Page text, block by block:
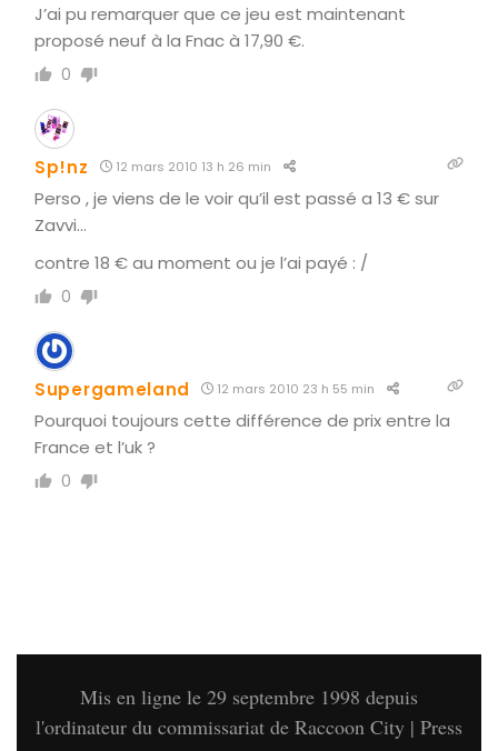
J’ai pu remarquer que ce jeu est maintenant
proposé neuf à la Fnac à 17,90 €.
0
Sp!nz 12 mars 2010 13 h 26 min
Perso , je viens de le voir qu’il est passé a 13 € sur
Zavvi…
contre 18 € au moment ou je l’ai payé : /
0
Supergameland 12 mars 2010 23 h 55 min
Pourquoi toujours cette différence de prix entre la
France et l’uk ?
0
Mis en ligne le 29 septembre 1998 depuis
l'ordinateur du commissariat de Raccoon City | Press